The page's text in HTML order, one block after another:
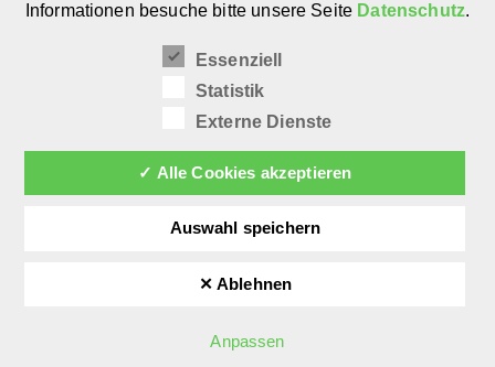
Moderne Schulmöbel –
Das Ende einer
DINastie
Tanja Pabelick 19. Juni 2019
Designmarken den Nachwuchs
Informationen besuche bitte unsere Seite Datenschutz.
Essenziell
Statistik
Externe Dienste
✓ Alle Cookies akzeptieren
Auswahl speichern
✕ Ablehnen
Anpassen